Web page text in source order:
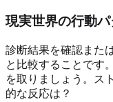
現実世界の行動
診断結果を確認また
と比較することです
を取りましょう。ス
的な反応は？